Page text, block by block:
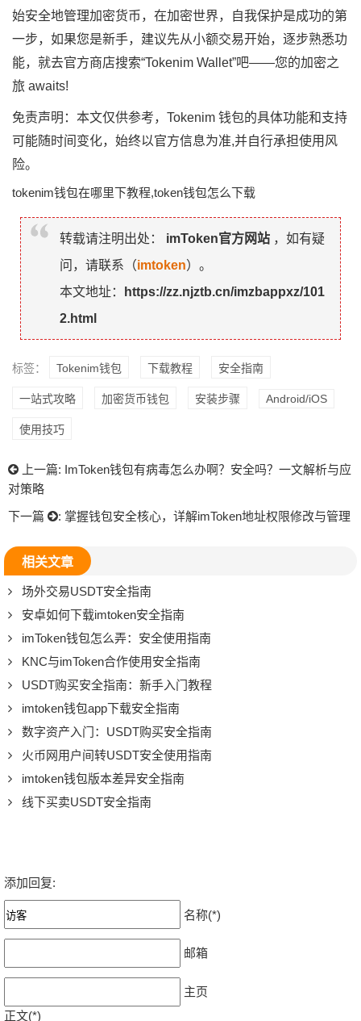
始安全地管理加密货币，在加密世界，自我保护是成功的第
一步，如果您是新手，建议先从小额交易开始，逐步熟悉功
能，就去官方商店搜索“Tokenim Wallet”吧——您的加密之
旅 awaits!
免责声明：本文仅供参考，Tokenim 钱包的具体功能和支持
可能随时间变化，始终以官方信息为准,并自行承担使用风
险。
tokenim钱包在哪里下教程,token钱包怎么下载
转载请注明出处： imToken官方网站 ，如有疑
问，请联系（imtoken）。
本文地址：
https://zz.njztb.cn/imzbappxz/101
2.html
标签： Tokenim钱包 下载教程 安全指南
一站式攻略 加密货币钱包 安装步骤 Android/iOS
使用技巧
上一篇: ImToken钱包有病毒怎么办啊？安全吗？一文解析与应
对策略
下一篇
: 掌握钱包安全核心，详解imToken地址权限修改与管理
相关文章
场外交易USDT安全指南
安卓如何下载imtoken安全指南
imToken钱包怎么弄：安全使用指南
KNC与imToken合作使用安全指南
USDT购买安全指南：新手入门教程
imtoken钱包app下载安全指南
数字资产入门：USDT购买安全指南
火币网用户间转USDT安全使用指南
imtoken钱包版本差异安全指南
线下买卖USDT安全指南
添加回复:
名称(*)
邮箱
主页
正文(*)